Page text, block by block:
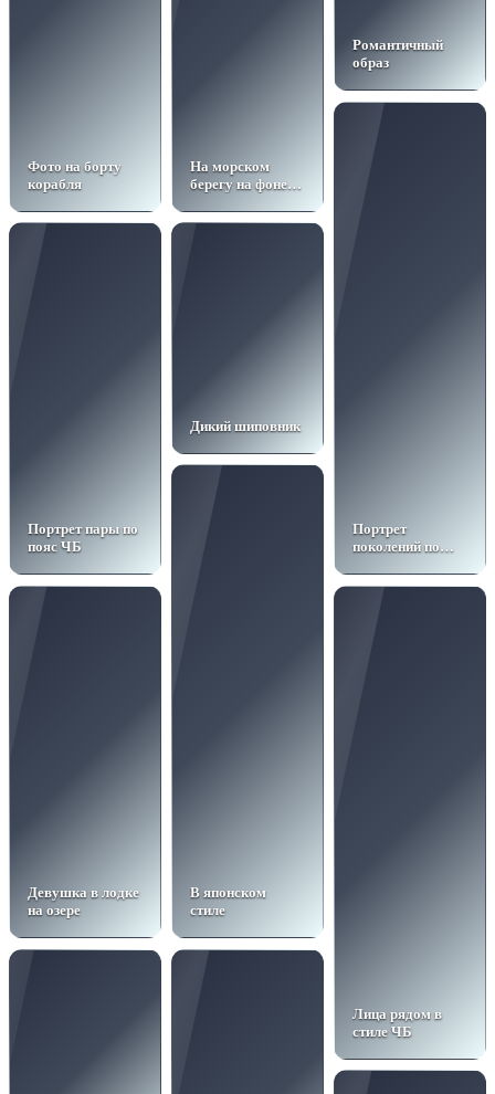
Фото на борту
корабля
На морском
берегу на фоне
Романтичный
образ
Портрет
поколений по
Портрет пары по
пояс ЧБ
Дикий шиповник
В японском
стиле
Девушка в лодке
на озере
Лица рядом в
стиле ЧБ